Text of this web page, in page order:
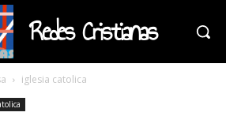
Redes Cristianas
iglesia catolica